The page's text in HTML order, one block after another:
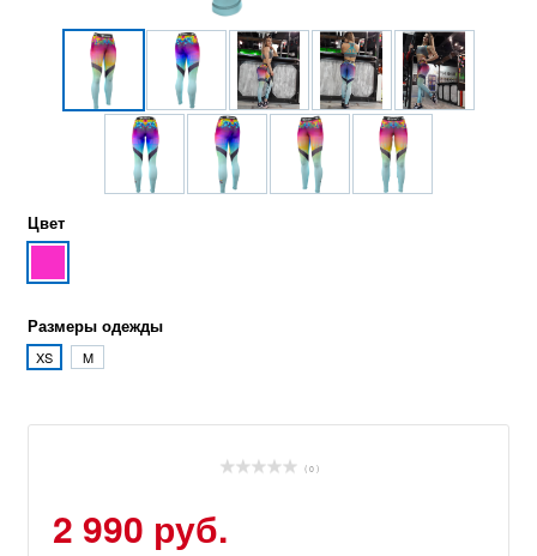
Цвет
Размеры одежды
XS M
( 0 )
2 990 руб.